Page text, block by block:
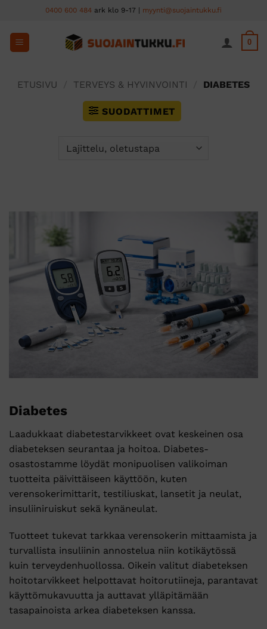
content
0400 600 484 ark klo 9-17 | myynti@suojaintukku.fi
0
ETUSIVU TERVEYS & HYVINVOINTI DIABETES
SUODATTIMET
Diabetes
Laadukkaat diabetestarvikkeet ovat keskeinen osa
diabeteksen seurantaa ja hoitoa. Diabetes-
osastostamme löydät monipuolisen valikoiman
tuotteita päivittäiseen käyttöön, kuten
verensokerimittarit, testiliuskat, lansetit ja neulat,
insuliiniruiskut sekä kynäneulat.
Tuotteet tukevat tarkkaa verensokerin mittaamista ja
turvallista insuliinin annostelua niin kotikäytössä
kuin terveydenhuollossa. Oikein valitut diabeteksen
hoitotarvikkeet helpottavat hoitorutiineja, parantavat
käyttömukavuutta ja auttavat ylläpitämään
tasapainoista arkea diabeteksen kanssa.